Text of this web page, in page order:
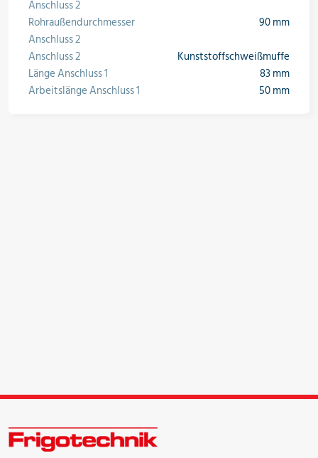
Angebote
Anschluss 2
Rohraußendurchmesser
Anschluss 2
90 mm
Anschluss 2
Kunststoffschweißmuffe
Länge Anschluss 1
83 mm
Arbeitslänge Anschluss 1
50 mm